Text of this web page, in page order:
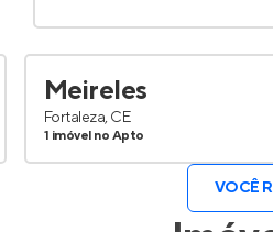
Meireles
Fortaleza, CE
1 imóvel no Apto
VOCÊ